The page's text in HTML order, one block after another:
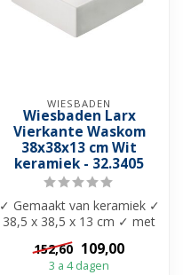
WIESBADEN
Wiesbaden Larx
Vierkante Waskom
38x38x13 cm Wit
keramiek - 32.3405
✓ Gemaakt van keramiek ✓
38,5 x 38,5 x 13 cm ✓ met
overloop ✓ Vrij ophangbaar
✓ ...
152,60 109,00
3 a 4 dagen